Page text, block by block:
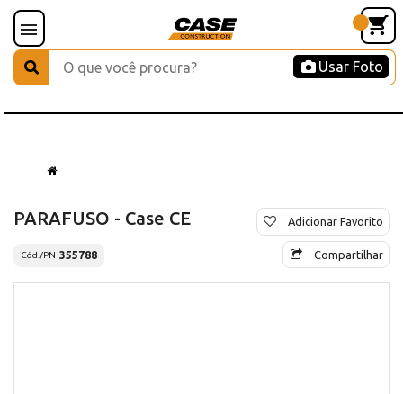
Usar Foto
PARAFUSO - Case CE
Cód./PN 355788
Adicionar Favorito
Compartilhar